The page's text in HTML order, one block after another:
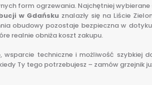
form ogrzewania. Najchętniej
w Gdańsku znalazły się na Liście
obudowy pozostaje bezpieczna w
realnie obniża koszt zakupu.
techniczne i możliwość szybkiej
Ty tego potrzebujesz – zamów grzejnik